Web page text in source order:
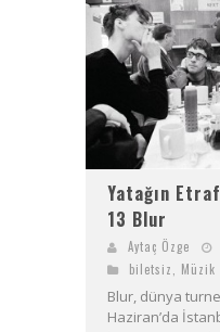
Yatağın
13 Blur
Aytaç Özge
biletsiz, Müzik
Blur, dünya
Haziran’da